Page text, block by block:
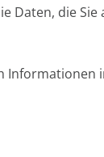
Daten, die